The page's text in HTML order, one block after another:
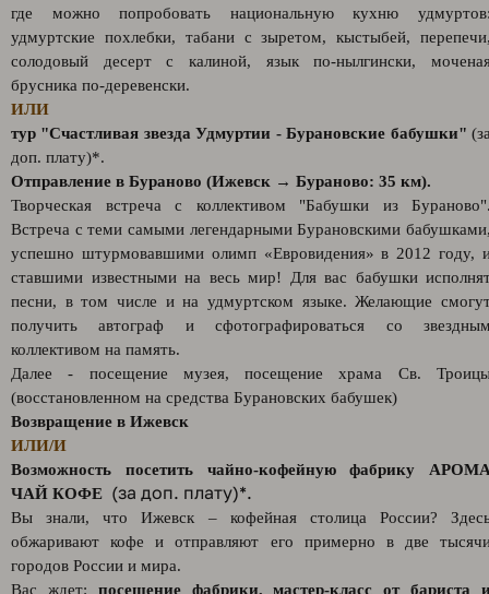
где можно попробовать национальную кухню
удмуртские похлебки, табани с зыретом, кыстыбей,
солодовый десерт с калиной, язык по-нылгински,
брусника по-деревенски.
ИЛИ
тур "Счастливая звезда Удмуртии - Бурановские бабушки"
доп. плату)*.
Отправление в Бураново (Ижевск → Бураново: 35 км).
Творческая встреча с коллективом "Бабушки из
Встреча с теми самыми легендарными Бурановскими
успешно штурмовавшими олимп «Евровидения» в 2012 году,
ставшими известными на весь мир! Для вас бабушки
песни, в том числе и на удмуртском языке. Желающие
получить автограф и сфотографироваться со
коллективом на память.
Далее - посещение музея, посещение храма Св.
(восстановленном на средства Бурановских бабушек)
Возвращение в Ижевск
ИЛИ/И
Возможность посетить чайно-кофейную фабрику
ЧАЙ КОФЕ (за доп. плату)*.
Вы знали, что Ижевск – кофейная столица России?
обжаривают кофе и отправляют его примерно в две
городов России и мира.
Вас ждет: посещение фабрики, мастер-класс от бариста